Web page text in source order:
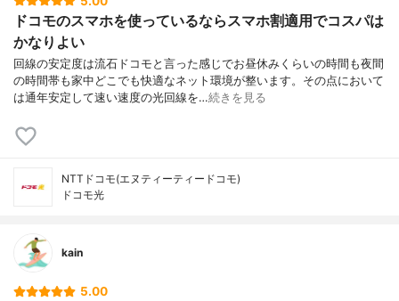
ドコモのスマホを使っているならスマホ割適用でコスパは
かなりよい
回線の安定度は流石ドコモと言った感じでお昼休みくらいの時間も夜間
の時間帯も家中どこでも快適なネット環境が整います。その点において
は通年安定して速い速度の光回線を…続きを見る
NTTドコモ(エヌティーティードコモ)
ドコモ光
kain
5.00